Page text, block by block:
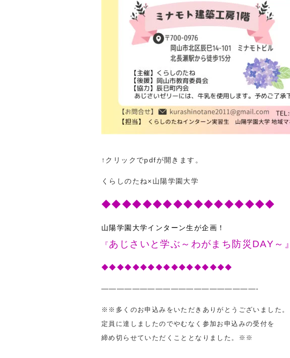
↑クリックでpdfが開きます。
くらしのたね×山陽学園大学
◆◆◆◆◆◆◆◆◆◆◆◆◆◆◆◆◆
山陽学園大学インターン生が企画！
『あじさいと学ぶ～わがまち防災DAY～』
◆◆◆◆◆◆◆◆◆◆◆◆◆◆◆◆◆
————————————————————-
※※多くのお申込みをいただきありがとうございました。
定員に達しましたのでやむなく参加お申込みの受付を
締め切らせていただくこととなりました。※※